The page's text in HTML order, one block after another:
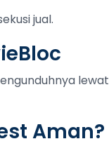
jual.
lewat
Aman?